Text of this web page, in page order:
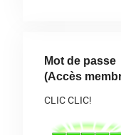
Mot de passe
(Accès
CLIC CLIC!